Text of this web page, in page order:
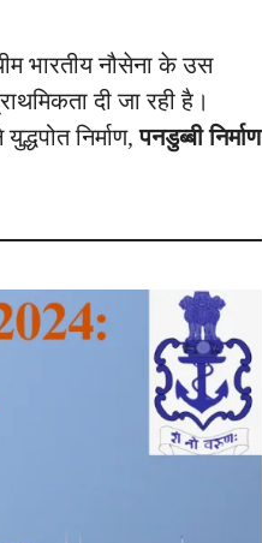
भारतीय नौसेना के उस
दी जा रही है।
निर्माण, पनडुब्बी निर्माण